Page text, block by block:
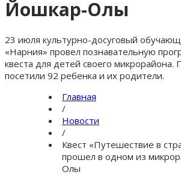
Йошкар-Олы
23 июля культурно-досуговый
«Нарния» провел познавательную
квеста для детей своего микрорайона.
посетили 92 ребенка и их родители.
Главная
/
Новости
/
Квест «Путешествие в
прошел в одном из
Олы